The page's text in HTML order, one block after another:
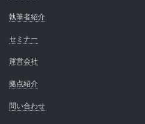
執筆者紹介
セミナー
運営会社
拠点紹介
問い合わせ